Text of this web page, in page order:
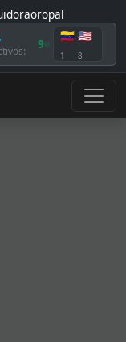
9
🇻🇪
1
🇺🇸
8